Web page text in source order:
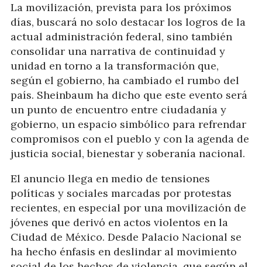
La movilización, prevista para los próximos
días, buscará no solo destacar los logros de la
actual administración federal, sino también
consolidar una narrativa de continuidad y
unidad en torno a la transformación que,
según el gobierno, ha cambiado el rumbo del
país. Sheinbaum ha dicho que este evento será
un punto de encuentro entre ciudadanía y
gobierno, un espacio simbólico para refrendar
compromisos con el pueblo y con la agenda de
justicia social, bienestar y soberanía nacional.
El anuncio llega en medio de tensiones
políticas y sociales marcadas por protestas
recientes, en especial por una movilización de
jóvenes que derivó en actos violentos en la
Ciudad de México. Desde Palacio Nacional se
ha hecho énfasis en deslindar al movimiento